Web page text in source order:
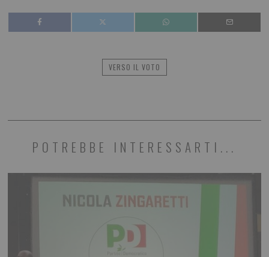
VERSO IL VOTO
POTREBBE INTERESSARTI...